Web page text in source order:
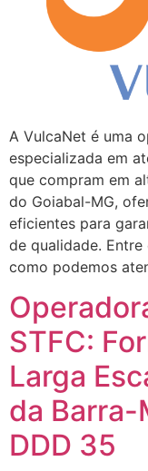
A VulcaNet é uma
especializada em
que compram em
do Goiabal-MG,
eficientes para
de qualidade.
como podemos
STFC:
Larga
da Barra-
DDD 35